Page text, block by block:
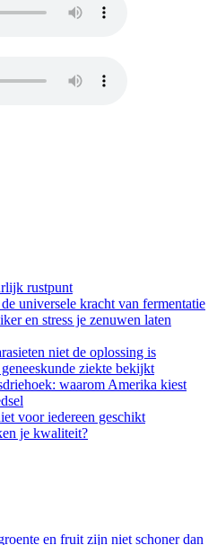
rustpunt
universele kracht van fermentatie
en stress je zenuwen laten
niet de oplossing is
ziekte bekijkt
waarom Amerika kiest
voor iedereen geschikt
je kwaliteit?
en fruit zijn niet schoner dan